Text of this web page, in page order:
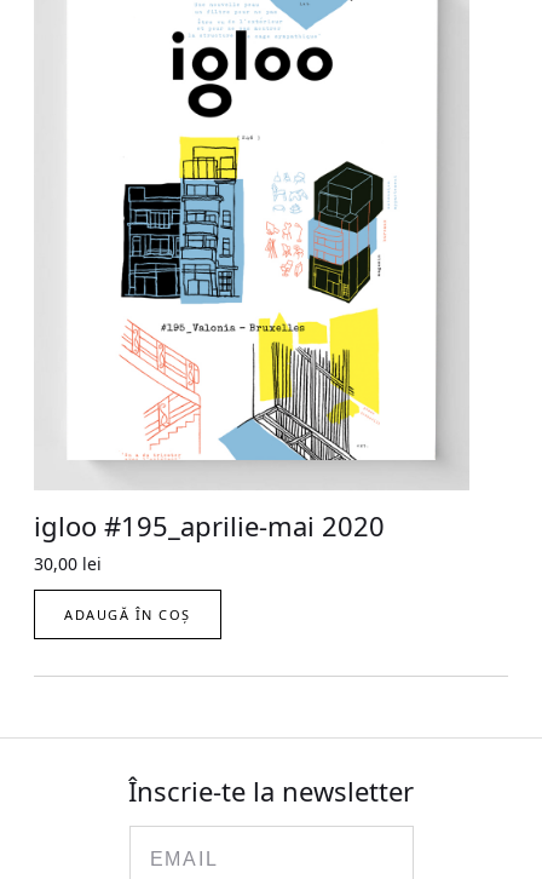
igloo #195_aprilie-mai 2020
30,00 lei
ADAUGĂ ÎN COȘ
Înscrie-te la newsletter